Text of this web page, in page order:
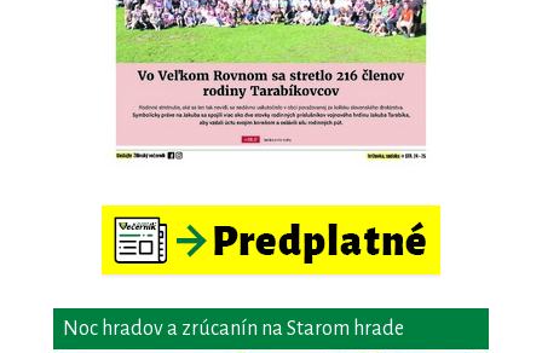
Noc hradov a zrúcanín na Starom hrade